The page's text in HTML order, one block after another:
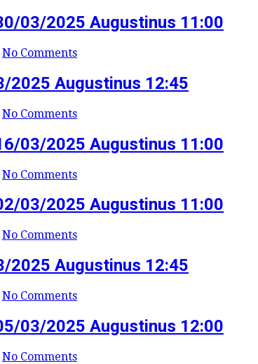
03/2025 Augustinus 11:00
No Comments
2025 Augustinus 12:45
No Comments
03/2025 Augustinus 11:00
No Comments
03/2025 Augustinus 11:00
No Comments
2025 Augustinus 12:45
No Comments
03/2025 Augustinus 12:00
No Comments